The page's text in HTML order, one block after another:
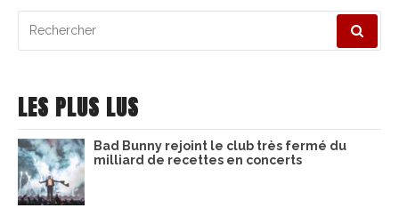
pour
LES PLUS LUS
Bad Bunny rejoint le club très fermé du
milliard de recettes en concerts